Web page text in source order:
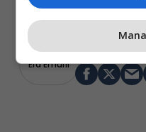
Era Emurli